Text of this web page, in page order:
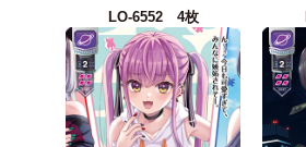
LO-6552 4枚